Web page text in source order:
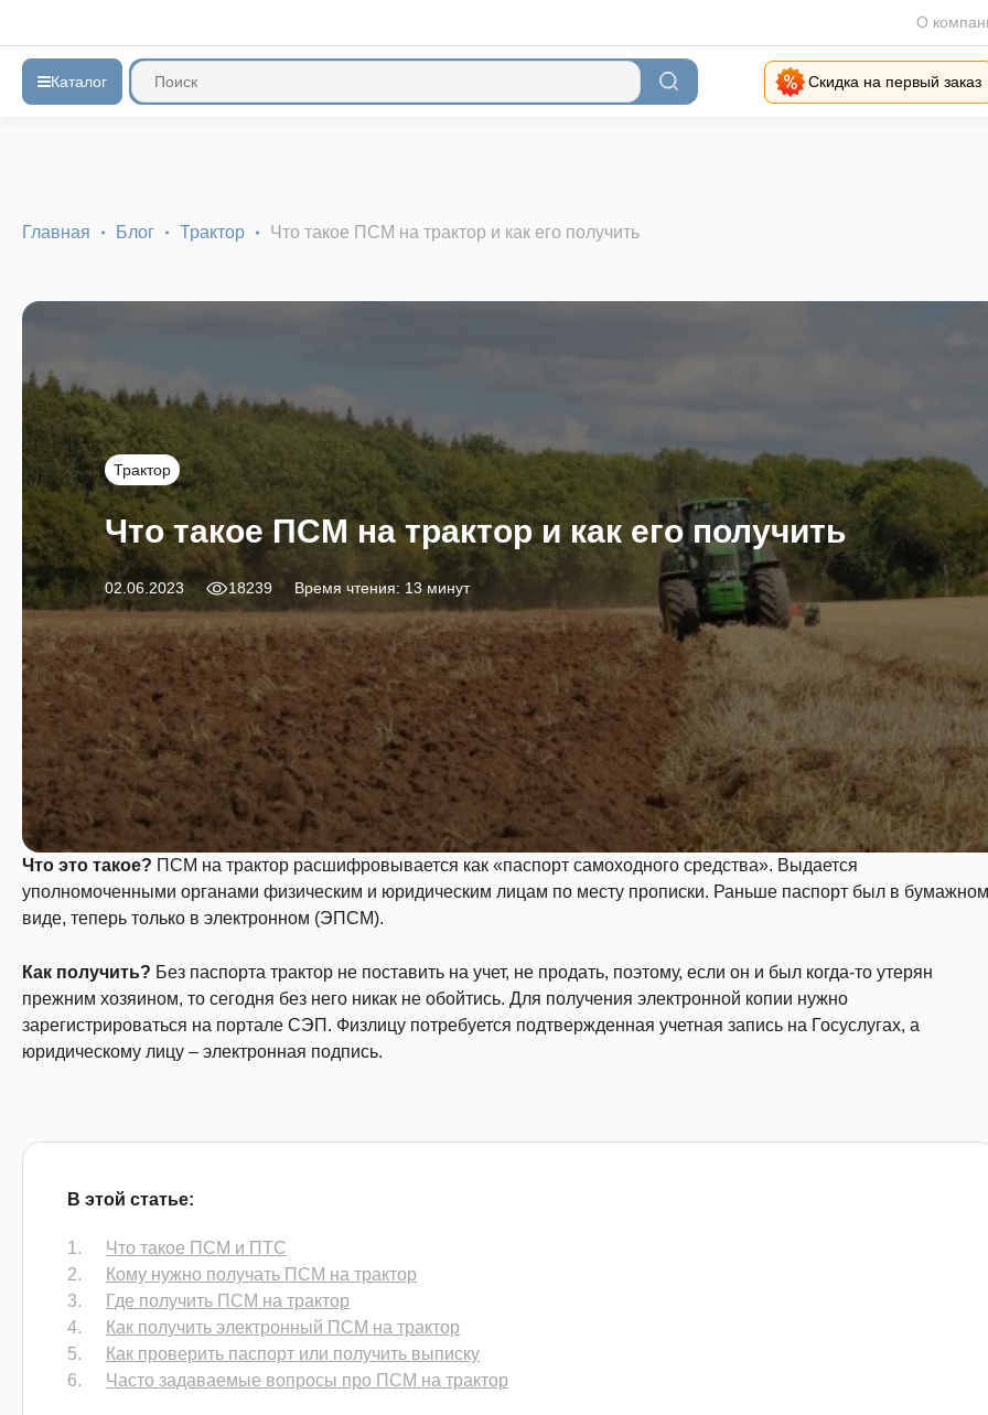
О
Каталог Скидка на первый заказ
Главная Блог Трактор Что такое ПСМ на трактор и как его получить
Трактор
Что такое ПСМ на трактор и как его получить
02.06.2023 18239 Время чтения: 13 минут
Что это такое? ПСМ на трактор расшифровывается как «паспорт самоходного средства». Выдается
уполномоченными органами физическим и юридическим лицам по месту прописки. Раньше паспорт был в бумажном
виде, теперь только в электронном (ЭПСМ).
Как получить? Без паспорта трактор не поставить на учет, не продать, поэтому, если он и был когда-то утерян
прежним хозяином, то сегодня без него никак не обойтись. Для получения электронной копии нужно
зарегистрироваться на портале СЭП. Физлицу потребуется подтвержденная учетная запись на Госуслугах, а
юридическому лицу – электронная подпись.
В этой статье:
Что такое ПСМ и ПТС
Кому нужно получать ПСМ на трактор
Где получить ПСМ на трактор
Как получить электронный ПСМ на трактор
Как проверить паспорт или получить выписку
Часто задаваемые вопросы про ПСМ на трактор